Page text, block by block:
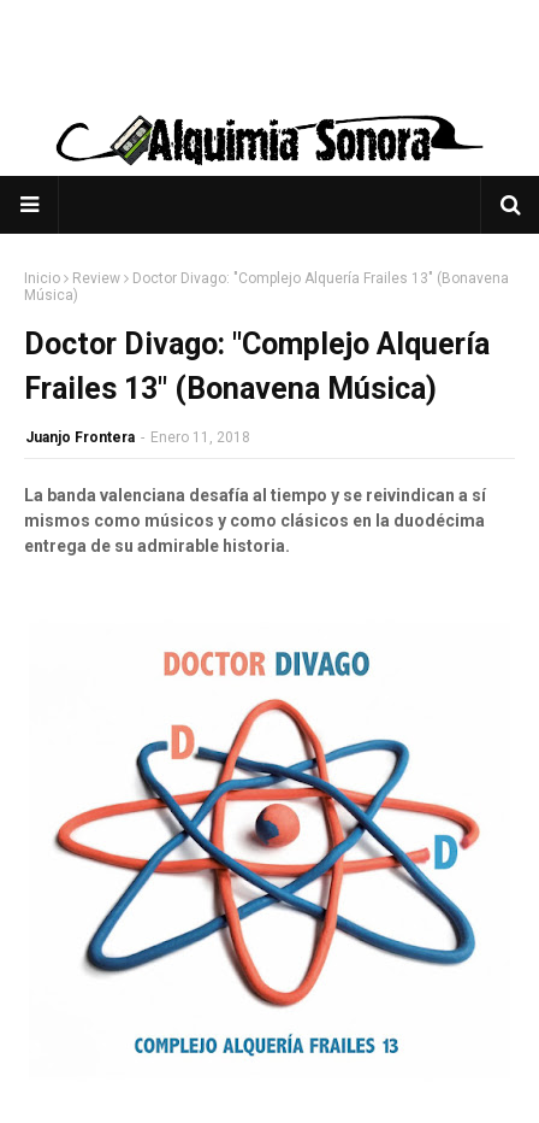
Inicio Review
Doctor Divago: "Complejo Alquería Frailes 13" (Bonavena
Música)
Doctor Divago: "Complejo Alquería
Frailes 13" (Bonavena Música)
Juanjo Frontera - Enero 11, 2018
La banda valenciana desafía al tiempo y se reivindican a sí
mismos como músicos y como clásicos en la duodécima
entrega de su admirable historia.